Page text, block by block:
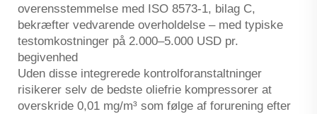
overensstemmelse med ISO 8573-1, bilag C,
bekræfter vedvarende overholdelse – med typiske
testomkostninger på 2.000–5.000 USD pr.
begivenhed
Uden disse integrerede kontrolforanstaltninger
risikerer selv de bedste oliefrie kompressorer at
overskride 0,01 mg/m³ som følge af forurening efter